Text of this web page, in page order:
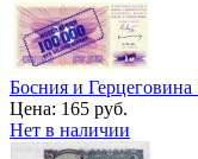
Босния и
Цена: 165 руб.
Нет в наличии